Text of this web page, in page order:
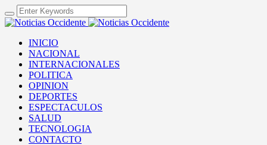
INICIO
NACIONAL
INTERNACIONALES
POLITICA
OPINION
DEPORTES
ESPECTACULOS
SALUD
TECNOLOGIA
CONTACTO